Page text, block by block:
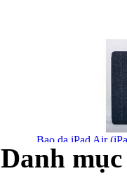
Bao da iPad Air
Danh